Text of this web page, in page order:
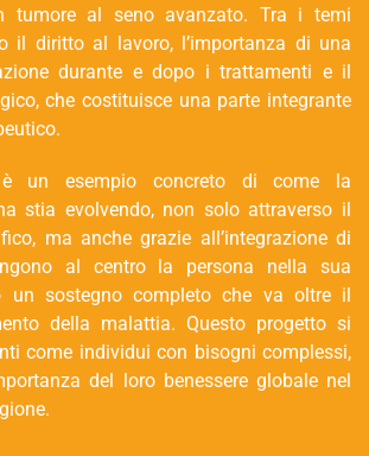
tumore al seno avanzato. Tra i temi
il diritto al lavoro, l’importanza di una
durante e dopo i trattamenti e il
che costituisce una parte integrante
è un esempio concreto di come la
stia evolvendo, non solo attraverso il
ma anche grazie all’integrazione di
al centro la persona nella sua
un sostegno completo che va oltre il
della malattia. Questo progetto si
come individui con bisogni complessi,
del loro benessere globale nel